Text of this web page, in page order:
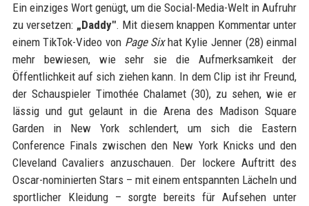
Ein einziges Wort genügt, um die Social-Media-Welt in Aufruhr
zu versetzen: „Daddy". Mit diesem knappen Kommentar unter
einem TikTok-Video von Page Sixhat Kylie Jenner (28) einmal
mehr bewiesen, wie sehr sie die Aufmerksamkeit der
Öffentlichkeit auf sich ziehen kann. In dem Clip ist ihr Freund,
der Schauspieler Timothée Chalamet (30), zu sehen, wie er
lässig und gut gelaunt in die Arena des Madison Square
Garden in New York schlendert, um sich die Eastern
Conference Finals zwischen den New York Knicks und den
Cleveland Cavaliers anzuschauen. Der lockere Auftritt des
Oscar-nominierten Stars – mit einem entspannten Lächeln und
sportlicher Kleidung – sorgte bereits für Aufsehen unter